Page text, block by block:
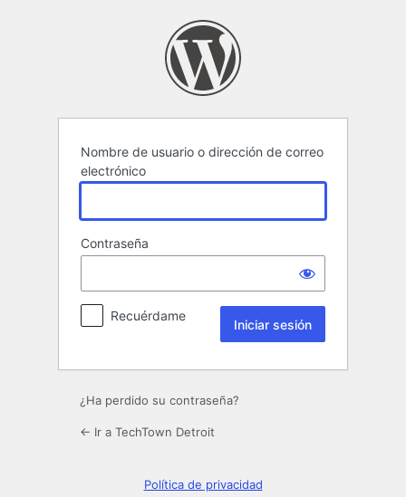
Nombre de usuario o dirección de correo
electrónico
Contraseña
Recuérdame
¿Ha perdido su contraseña?
← Ir a TechTown Detroit
Política de privacidad